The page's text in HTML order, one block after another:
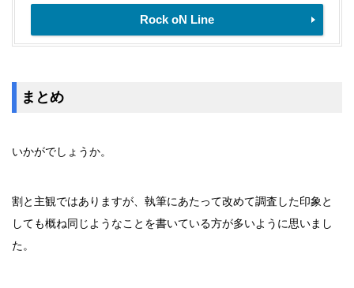
Rock oN Line
まとめ
いかがでしょうか。
割と主観ではありますが、執筆にあたって改めて調査した印象と
しても概ね同じようなことを書いている方が多いように思いまし
た。